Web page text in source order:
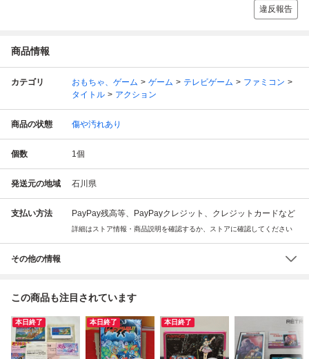
違反報告
商品情報
カテゴリ おもちゃ、ゲーム ゲーム テレビゲーム
ファミコン
タイトル
アクション
商品の状態 傷や汚れあり
個数 1個
発送元の地域 石川県
支払い方法 PayPay残高等、PayPayクレジット、クレジットカードなど
詳細はストア情報・商品説明を確認するか、ストアに確認してください
その他の情報
この商品も注目されています
本日終了 本日終了 本日終了